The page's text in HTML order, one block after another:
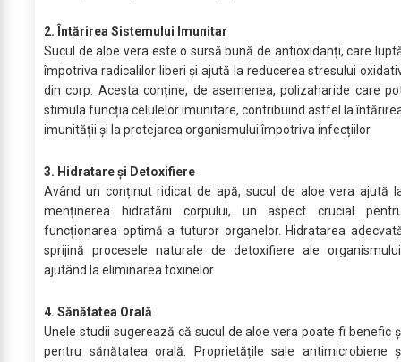
2. Întărirea Sistemului Imunitar
Sucul de aloe vera este o sursă bună de antioxidanți, care
împotriva radicalilor liberi și ajută la reducerea stresului
din corp. Acesta conține, de asemenea, polizaharide care
stimula funcția celulelor imunitare, contribuind astfel la
imunității și la protejarea organismului împotriva infecțiilor.
3. Hidratare și Detoxifiere
Având un conținut ridicat de apă, sucul de aloe vera ajută
menținerea hidratării corpului, un aspect crucial
funcționarea optimă a tuturor organelor. Hidratarea
sprijină procesele naturale de detoxifiere ale
ajutând la eliminarea toxinelor.
4. Sănătatea Orală
Unele studii sugerează că sucul de aloe vera poate fi benefic
pentru sănătatea orală. Proprietățile sale antimicrobiene